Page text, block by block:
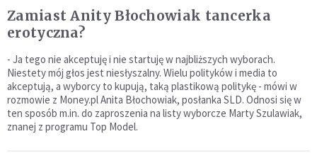
Zamiast Anity Błochowiak tancerka
erotyczna?
- Ja tego nie akceptuję i nie startuję w najbliższych wyborach.
Niestety mój głos jest niesłyszalny. Wielu polityków i media to
akceptują, a wyborcy to kupują, taką plastikową politykę - mówi w
rozmowie z Money.pl Anita Błochowiak, posłanka SLD. Odnosi się w
ten sposób m.in. do zaproszenia na listy wyborcze Marty Szulawiak,
znanej z programu Top Model.